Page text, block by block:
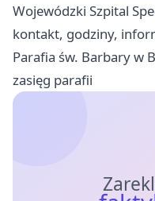
Wojewódzki Szpital
kontakt, godziny,
Parafia św. Barbary w
zasięg parafii